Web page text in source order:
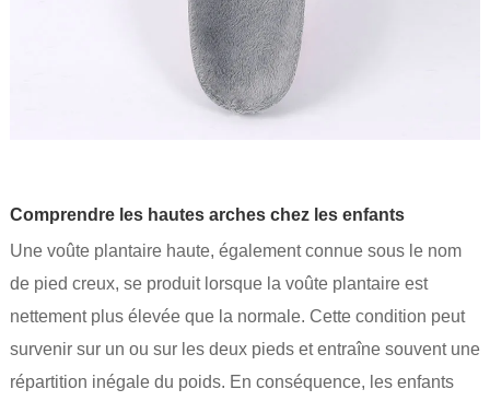
Comprendre les hautes arches chez les enfants
Une voûte plantaire haute, également connue sous le nom
de pied creux, se produit lorsque la voûte plantaire est
nettement plus élevée que la normale. Cette condition peut
survenir sur un ou sur les deux pieds et entraîne souvent une
répartition inégale du poids. En conséquence, les enfants